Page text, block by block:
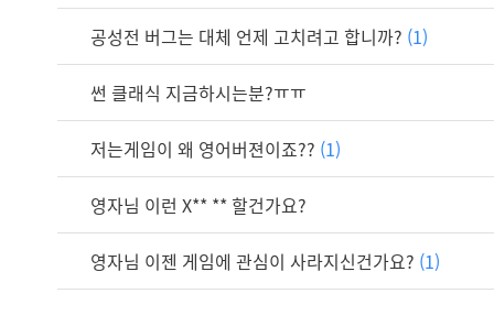
공성전 버그는 대체 언제 고치려고 합니까? (1)
썬 클래식 지금하시는분?ㅠㅠ
저는게임이 왜 영어버젼이죠?? (1)
영자님 이런 X** ** 할건가요?
영자님 이젠 게임에 관심이 사라지신건가요? (1)